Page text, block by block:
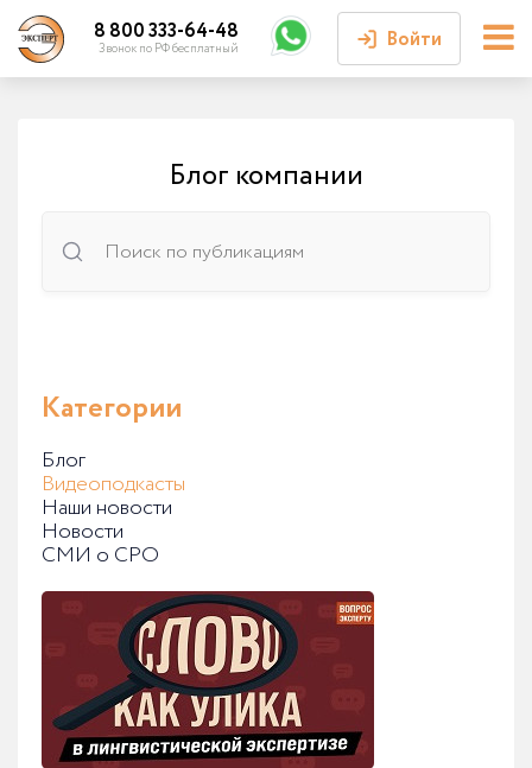
Войти
8 800 333-64-48
Звонок по РФ бесплатный
Блог компании
Категории
Блог
Видеоподкасты
Наши новости
Новости
СМИ о СРО